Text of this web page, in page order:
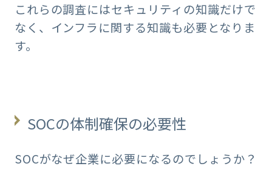
これらの調査にはセキュリティの知識だけで
なく、インフラに関する知識も必要となりま
す。
SOCの体制確保の必要性
SOCがなぜ企業に必要になるのでしょうか？